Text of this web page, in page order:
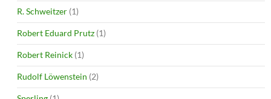
R. Schweitzer (1)
Robert Eduard Prutz (1)
Robert Reinick (1)
Rudolf Löwenstein (2)